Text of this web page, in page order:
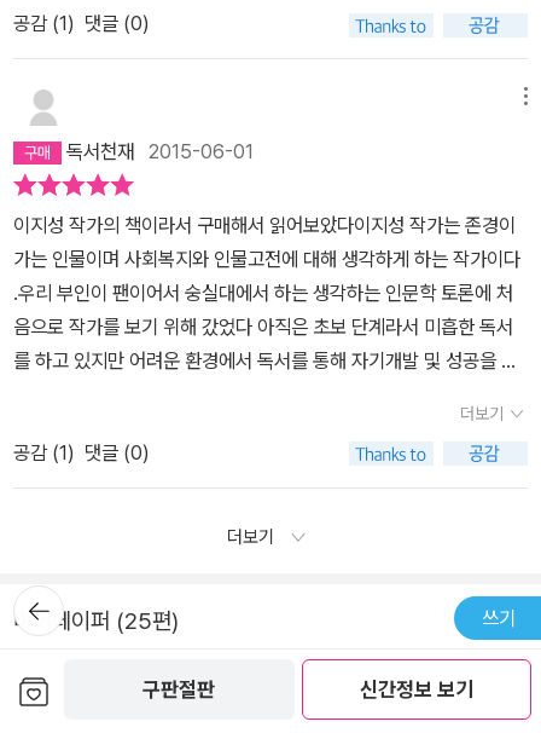
구판절판 신간정보 보기
그 이후에 다시 내 준 숙제는 100일 동안 33권의 책을 읽는 것이었
서 독서에 열중하게 된다. 하지만 그렇게 열심히 해도 독서에 슬럼프
가 오는 시기가 있다. 그 슬럼프 시기를 어떻게 극복하느냐는 멘토를
만난다, 독서 동지를 만난다, 도서관에 간다라는 방법을 통해서 가능
하다. 홍대리는 결국 정해일의 조언으로 슬럼프도 극복하고, 100일
동안 33권의 책을 무사히 읽게 되었다. 그런데 무언가 재미 이상의 독
서를 원하게 된 홍대리! 한 단계의 도약이 이루어졌다. 그런 그에게 정
해일은 성장을 위한 독서로 자기 업무 분야의 책을 1년 동안 100권을
읽을 것을 권한다. 100일동안 33권도 읽어낸 홍대리였지만, 역시 엄
감도 얻어가고, 전문성을 키우게 된 자신의 분야에 대해서 사내 세미
나를 하는 등 긍정적으로 변화하게 된다. 그런 홍대리에게 정해일은
더 이상 자신이 아닌 자기의 독서 스승이었던 이지후를 만나서 홍대
두번째 독서멘토인 그는 바로 이지성 작가의 극중 등장인물 이름이었
다. 이지후는 빈민가 생활을 하며 14년 이상 무명작가로 지내기도 했
지만 현재는 미국, 일본, 대만, 중국 등에 책이 번역 출간되는 베스트
셀러 작가다. 그는 홍대리에게 성공한 경영인 중 10명 만나서 100일
동안 인터뷰 해올 것을 미션으로 준다. 난감해진 홍대리, 하지만 만나
기 위한 저자의 책도 열심히 읽고, 자료 조사도 열심히 하고 만반의 준
좌천, 애인과의 이별로 인생에 쓴 맛을 보게 된 홍대리. 인생의 슬럼프
를 겪을 때 친구 명훈의 권유로 독서 멘토 정해일을 만난다. 평생 책이
라고는 만화책 이외에는 전공 책도 제대로 보지 않았던 홍대리이다.
는 독서의 습관을 새롭게 배운다. 처음에는 책 읽는게 어색하고 가족
들도 이상하게 생각한다. 하지만, 현실에서 살아남겠다는 강한 의지
를 갖고 프로젝트에 임한다. 한권 한권 책을 읽어 감에 따라 자신이 점
차 변화하고 있음을 느끼며, 새로운 도약을 하게 된다.'처음에 재미를
느끼더라도 지루해지는 순간, 거기에서 그만 두지 않고 계속 해나가
면 습관이 되죠. 확고한 습관을 갖는게 중요한 이유는 설령 자신의 눈
에는 보이지 않더라도 어제보다 오늘 나아지고 있다는 믿음과 희망을
지니고 끝까지 해보려는 의지가 생기기 때문이에요.' p. 100여기서
가장 중요한 점은 '독서의 습관'이다. 100일 33권 책 읽기 프로젝트
동 등등 독서 이외에도 할 일이 너무나 많기 때문에, 대부분의 사람들
나하나 꼼꼼이 짚어보자. 과연 정말 중요한 일들은 몇가지나 되었던
가? 결국 일의 우선 순위에서 독서는 뒤로 밀려 있었을 뿐이다. '주변
의 뛰어난 동료들이 무엇을 읽고 있는지 무엇을 하고 있는지 한 번 잘
살펴보세요. 레드퀸이 한 말은 옳아요. 최소한 제자리를 지키기 위해
공감 (1) 댓글 (0)
독서천재 2015-06-01
이지성 작가의 책이라서 구매해서 읽어보았다이지성 작가는 존경이
가는 인물이며 사회복지와 인물고전에 대해 생각하게 하는 작가이다
.우리 부인이 팬이어서 숭실대에서 하는 생각하는 인문학 토론에 처
음으로 작가를 보기 위해 갔었다 아직은 초보 단계라서 미흡한 독서
를 하고 있지만 어려운 환경에서 독서를 통해 자기개발 및 성공을 이
지금 우리의 모습과 아주 흡사하다는 생각이 들었다.인물고전은 아직
도전하지 못하는 독서이지만 얼마 지나지 않아 도전할수 있다는 생각
이 든다 '열심히 독서를 해야겠다'2015-5-1 읽음(1차)2015-5-27
더보기
공감 (1) 댓글 (0)
더보기
마이페이퍼 (25편) 쓰기
2023-09-22
뒤로가
기